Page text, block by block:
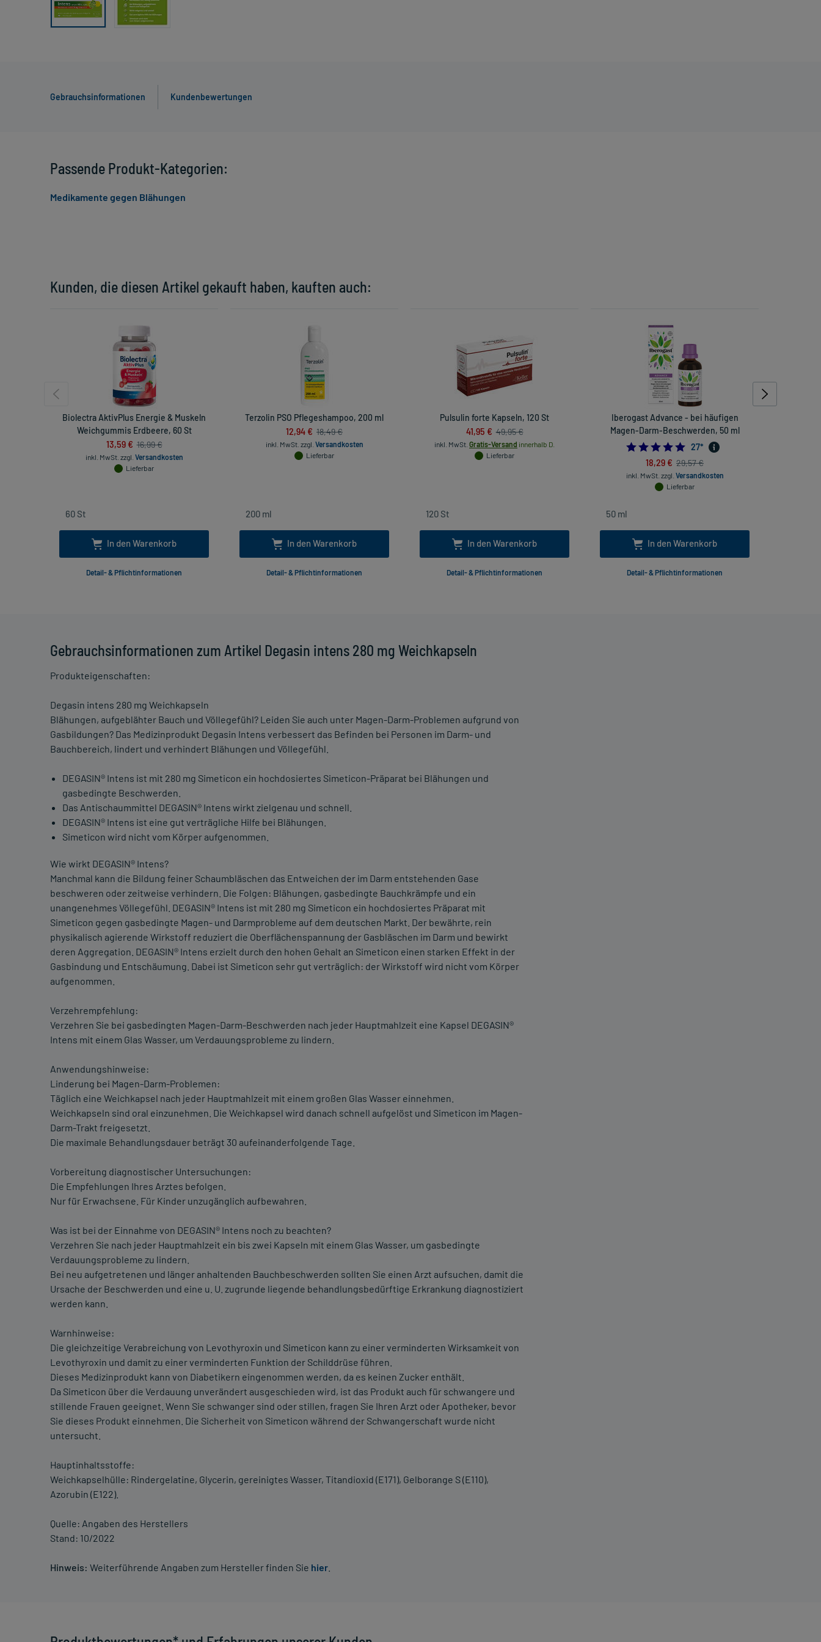
Gebrauchsinformationen Kundenbewertungen
Gebrauchsinformationen zum Artikel Degasin intens 280 mg Weichkapseln
Produkteigenschaften:
Degasin intens 280 mg Weichkapseln
Blähungen, aufgeblähter Bauch und Völlegefühl? Leiden Sie auch unter Magen-Darm-Problemen aufgrund von
Gasbildungen? Das Medizinprodukt Degasin Intens verbessert das Befinden bei Personen im Darm- und
Bauchbereich, lindert und verhindert Blähungen und Völlegefühl.
DEGASIN® Intens ist mit 280 mg Simeticon ein hochdosiertes Simeticon-Präparat bei Blähungen und
gasbedingte Beschwerden.
Das Antischaummittel DEGASIN® Intens wirkt zielgenau und schnell.
DEGASIN® Intens ist eine gut verträgliche Hilfe bei Blähungen.
Simeticon wird nicht vom Körper aufgenommen.
Wie wirkt DEGASIN® Intens?
Manchmal kann die Bildung feiner Schaumbläschen das Entweichen der im Darm entstehenden Gase
beschweren oder zeitweise verhindern. Die Folgen: Blähungen, gasbedingte Bauchkrämpfe und ein
unangenehmes Völlegefühl. DEGASIN® Intens ist mit 280 mg Simeticon ein hochdosiertes Präparat mit
Simeticon gegen gasbedingte Magen- und Darmprobleme auf dem deutschen Markt. Der bewährte, rein
physikalisch agierende Wirkstoff reduziert die Oberflächenspannung der Gasbläschen im Darm und bewirkt
deren Aggregation. DEGASIN® Intens erzielt durch den hohen Gehalt an Simeticon einen starken Effekt in der
Gasbindung und Entschäumung. Dabei ist Simeticon sehr gut verträglich: der Wirkstoff wird nicht vom Körper
aufgenommen.
Verzehrempfehlung:
Verzehren Sie bei gasbedingten Magen-Darm-Beschwerden nach jeder Hauptmahlzeit eine Kapsel DEGASIN®
Intens mit einem Glas Wasser, um Verdauungsprobleme zu lindern.
Anwendungshinweise:
Linderung bei Magen-Darm-Problemen:
Täglich eine Weichkapsel nach jeder Hauptmahlzeit mit einem großen Glas Wasser einnehmen.
Weichkapseln sind oral einzunehmen. Die Weichkapsel wird danach schnell aufgelöst und Simeticon im Magen-
Darm-Trakt freigesetzt.
Die maximale Behandlungsdauer beträgt 30 aufeinanderfolgende Tage.
Vorbereitung diagnostischer Untersuchungen:
Die Empfehlungen Ihres Arztes befolgen.
Nur für Erwachsene. Für Kinder unzugänglich aufbewahren.
Was ist bei der Einnahme von DEGASIN® Intens noch zu beachten?
Verzehren Sie nach jeder Hauptmahlzeit ein bis zwei Kapseln mit einem Glas Wasser, um gasbedingte
Verdauungsprobleme zu lindern.
Bei neu aufgetretenen und länger anhaltenden Bauchbeschwerden sollten Sie einen Arzt aufsuchen, damit die
Ursache der Beschwerden und eine u. U. zugrunde liegende behandlungsbedürftige Erkrankung diagnostiziert
werden kann.
Warnhinweise:
Die gleichzeitige Verabreichung von Levothyroxin und Simeticon kann zu einer verminderten Wirksamkeit von
Levothyroxin und damit zu einer verminderten Funktion der Schilddrüse führen.
Dieses Medizinprodukt kann von Diabetikern eingenommen werden, da es keinen Zucker enthält.
Da Simeticon über die Verdauung unverändert ausgeschieden wird, ist das Produkt auch für schwangere und
stillende Frauen geeignet. Wenn Sie schwanger sind oder stillen, fragen Sie Ihren Arzt oder Apotheker, bevor
Sie dieses Produkt einnehmen. Die Sicherheit von Simeticon während der Schwangerschaft wurde nicht
untersucht.
Hauptinhaltsstoffe:
Weichkapselhülle: Rindergelatine, Glycerin, gereinigtes Wasser, Titandioxid (E171), Gelborange S (E110),
Azorubin (E122).
Quelle: Angaben des Herstellers
Stand: 10/2022
Hinweis: Weiterführende Angaben zum Hersteller finden Sie hier
Kunden, die diesen Artikel gekauft haben, kauften auch:
Biolectra AktivPlus Energie & Muskeln
Weichgummis Erdbeere, 60 St
13,59 € 16,99 €
inkl. MwSt. zzgl. Versandkosten
Lieferbar
In den Warenkorb
Detail- & Pflichtinformationen
Terzolin PSO Pflegeshampoo, 200 ml
12,94 € 18,49 €
inkl. MwSt. zzgl. Versandkosten
Lieferbar
In den Warenkorb
Detail- & Pflichtinformationen
Pulsulin forte Kapseln, 120 St
41,95 € 49,95 €
inkl. MwSt. Gratis-Versand innerhalb D.
Lieferbar
In den Warenkorb
Detail- & Pflichtinformationen
Iberogast Advance - bei häufigen
Magen-Darm-Beschwerden, 50 ml
5.0
27*
18,29 € 29,57 €
inkl. MwSt. zzgl. Versandkosten
Lieferbar
In den Warenkorb
Detail- & Pflichtinformationen
Passende Produkt-Kategorien:
Medikamente gegen Blähungen